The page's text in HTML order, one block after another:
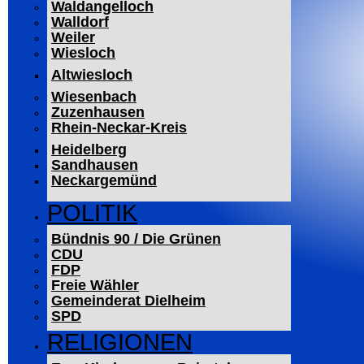
Waldangelloch
Walldorf
Weiler
Wiesloch
Altwiesloch
Wiesenbach
Zuzenhausen
Rhein-Neckar-Kreis
Heidelberg
Sandhausen
Neckargemünd
POLITIK
Bündnis 90 / Die Grünen
CDU
FDP
Freie Wähler
Gemeinderat Dielheim
SPD
RELIGIONEN